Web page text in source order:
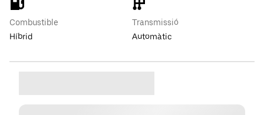
Combustible
Híbrid
Transmissió
Automàtic